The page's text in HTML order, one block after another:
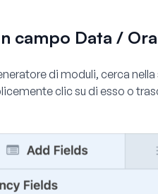
campo Data / Ora
di moduli, cerca
clic su di esso o